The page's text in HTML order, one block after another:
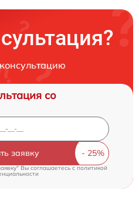
со
заявку
Вы соглашаетесь cполитикой